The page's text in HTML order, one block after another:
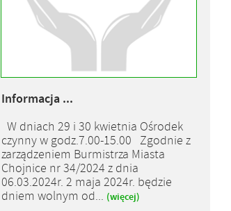
Informacja ...
W dniach 29 i 30 kwietnia Ośrodek
czynny w godz.7.00-15.00 Zgodnie z
zarządzeniem Burmistrza Miasta
Chojnice nr 34/2024 z dnia
06.03.2024r. 2 maja 2024r. będzie
dniem wolnym od... (więcej)